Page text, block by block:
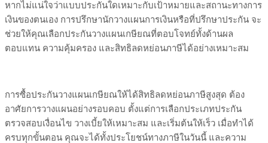
หากไม่แน่ใจว่าแบบประกันใดเหมาะกับเป้าหมายและสถานะทางการ
เงินของตนเอง การปรึกษานักวางแผนการเงินหรือที่ปรึกษาประกัน จะ
ช่วยให้คุณเลือกประกันวางแผนเกษียณที่ตอบโจทย์ทั้งด้านผล
ตอบแทน ความคุ้มครอง และสิทธิลดหย่อนภาษีได้อย่างเหมาะสม
การซื้อประกันวางแผนเกษียณให้ได้สิทธิลดหย่อนภาษีสูงสุด ต้อง
อาศัยการวางแผนอย่างรอบคอบ ตั้งแต่การเลือกประเภทประกัน
ตรวจสอบเงื่อนไข วางเบี้ยให้เหมาะสม และเริ่มต้นให้เร็ว เมื่อทำได้
ครบทุกขั้นตอน คุณจะได้ทั้งประโยชน์ทางภาษีในวันนี้ และความ